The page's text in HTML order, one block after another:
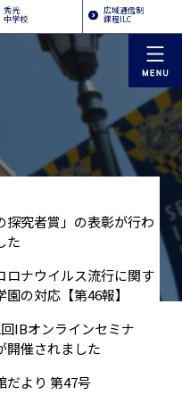
秀光
中学校
広域通信制
課程ILC
探究者賞」の表彰が行わ
た
ロナウイルス流行に関す
園の対応【第46報】
回IBオンラインセミナ
開催されました
だより 第47号